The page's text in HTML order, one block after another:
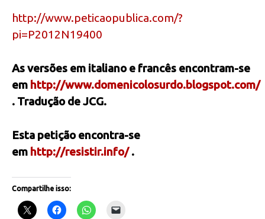
http://www.peticaopublica.com/?
pi=P2012N19400
As versões em italiano e francês encontram-se
em http://www.domenicolosurdo.blogspot.com/
. Tradução de JCG.
Esta petição encontra-se
em http://resistir.info/.
Compartilhe isso: